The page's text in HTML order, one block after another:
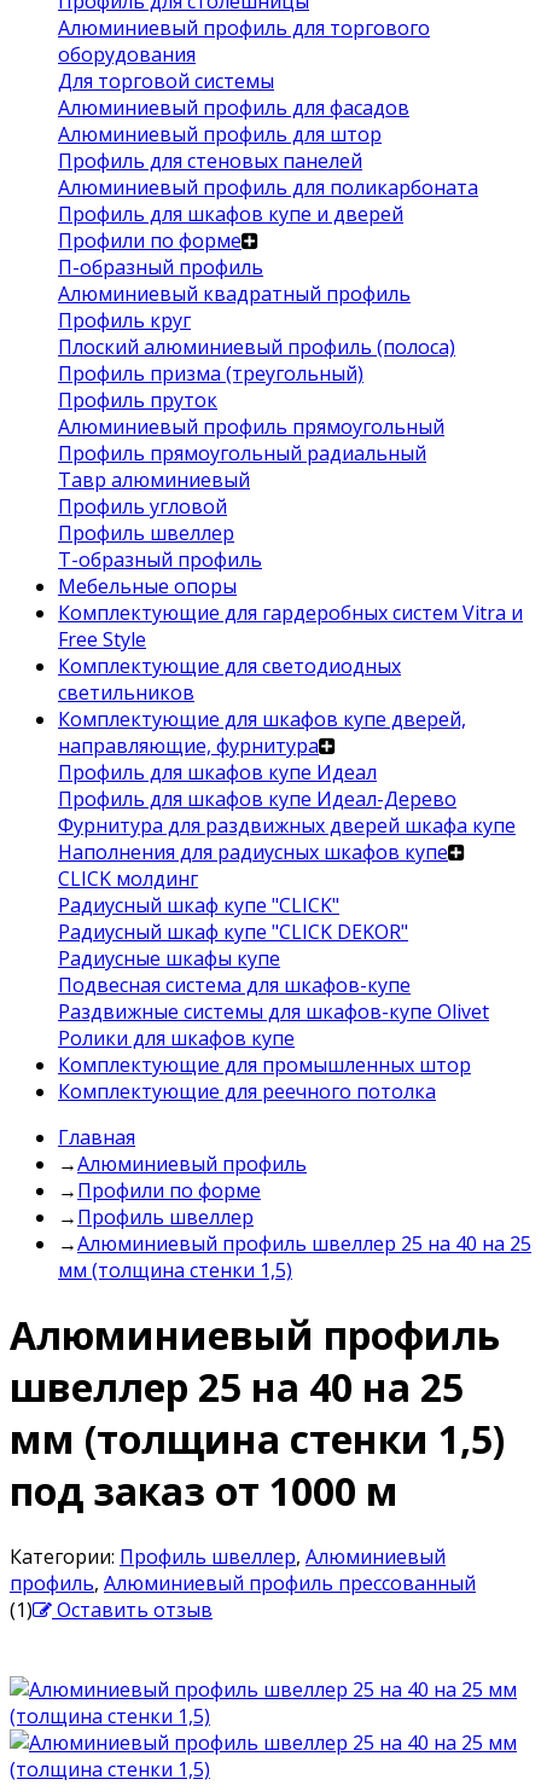
Алюминиевый профиль для торгового
оборудования
Для торговой системы
Алюминиевый профиль для фасадов
Алюминиевый профиль для штор
Профиль для стеновых панелей
Алюминиевый профиль для поликарбоната
Профиль для шкафов купе и дверей
Профили по форме
П-образный профиль
Алюминиевый квадратный профиль
Профиль круг
Плоский алюминиевый профиль (полоса)
Профиль призма (треугольный)
Профиль пруток
Алюминиевый профиль прямоугольный
Профиль прямоугольный радиальный
Тавр алюминиевый
Профиль угловой
Профиль швеллер
Т-образный профиль
Мебельные опоры
Комплектующие для гардеробных систем Vitra и
Free Style
Комплектующие для светодиодных
светильников
Комплектующие для шкафов купе дверей,
направляющие, фурнитура
Профиль для шкафов купе Идеал
Профиль для шкафов купе Идеал-Дерево
Фурнитура для раздвижных дверей шкафа купе
Наполнения для радиусных шкафов купе
CLICK молдинг
Радиусный шкаф купе "CLICK"
Радиусный шкаф купе "CLICK DEKOR"
Радиусные шкафы купе
Подвесная система для шкафов-купе
Раздвижные системы для шкафов-купе Olivet
Ролики для шкафов купе
Комплектующие для промышленных штор
Комплектующие для реечного потолка
Главная
→Алюминиевый профиль
→Профили по форме
→Профиль швеллер
→Алюминиевый профиль швеллер 25 на 40 на 25
мм (толщина стенки 1,5)
Алюминиевый профиль
швеллер 25 на 40 на 25
мм (толщина стенки 1,5)
под заказ от 1000 м
Категории: Профиль швеллер, Алюминиевый
профиль, Алюминиевый профиль прессованный
(1)
Оставить отзыв